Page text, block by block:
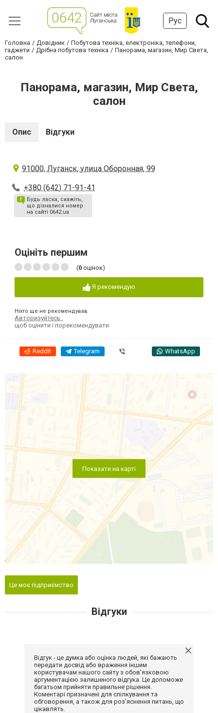
Рус
Головна Довідник
Побутова техніка, електроніка, телефони,
гаджети
Дрібна побутова техніка
Панорама, магазин, Мир Света,
салон
Панорама, магазин, Мир Света,
салон
Опис Відгуки
91000, Луганск, улица Оборонная, 99
+380 (642) 71-91-41
Будь ласка, скажіть,
що дізналися номер
на сайті 0642.ua
Оцініть першим
(0 оцінок)
Я рекомендую
Ніхто ще не рекомендував
Авторизуйтесь
щоб оцінити і порекомендувати
Reddit Telegram WhatsApp
Показати на карті
Це моє підприємство
Відгуки
Відгук - це думка або оцінка людей, які бажають
передати досвід або враження іншим
користувачам нашого сайту з обов'язковою
аргументацією залишеного відгука. Це допоможе
багатьом прийняти правильне рішення.
Коментарі призначені для спілкування та
обговорення, а також для роз'яснення питань, що
цікавлять.